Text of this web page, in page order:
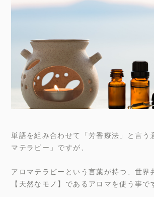
単語を組み合わせて「芳香療法」と言う
マテラピー」ですが、
アロマテラピーという言葉が持つ、世界
【天然なモノ】であるアロマを使う事で